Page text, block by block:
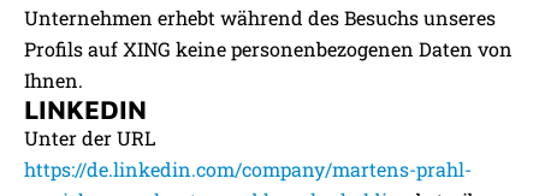
Unternehmen erhebt während des Besuchs unseres
Profils auf XING keine personenbezogenen Daten von
Ihnen.
LINKEDIN
Unter der URL
https://de.linkedin.com/company/martens-prahl-